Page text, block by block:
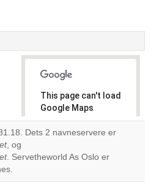
This page can't load
Google Maps
correctly.
own this
OK
Dets 2 navneservere er
, og
. Servetheworld As Oslo er